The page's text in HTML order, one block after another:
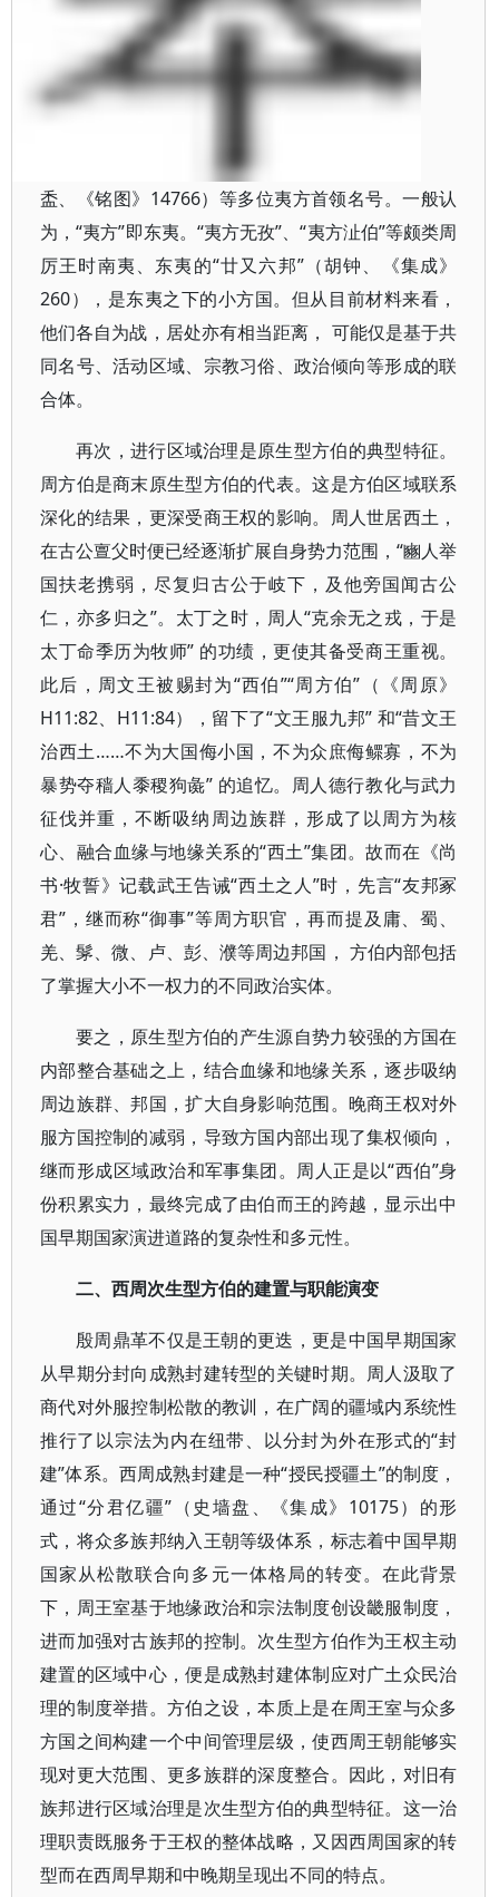
盉、《铭图》14766）等多位夷方首领名号。一般认
为，“夷方”即东夷。“夷方无孜”、“夷方沚伯”等颇类周
厉王时南夷、东夷的“廿又六邦”（胡钟、《集成》
260），是东夷之下的小方国。但从目前材料来看，
他们各自为战，居处亦有相当距离， 可能仅是基于共
同名号、活动区域、宗教习俗、政治倾向等形成的联
合体。
再次，进行区域治理是原生型方伯的典型特征。
周方伯是商末原生型方伯的代表。这是方伯区域联系
深化的结果，更深受商王权的影响。周人世居西土，
在古公亶父时便已经逐渐扩展自身势力范围，“豳人举
国扶老携弱，尽复归古公于岐下，及他旁国闻古公
仁，亦多归之”。太丁之时，周人“克余无之戎，于是
太丁命季历为牧师” 的功绩，更使其备受商王重视。
此后，周文王被赐封为“西伯”“周方伯”（《周原》
H11:82、H11:84），留下了“文王服九邦” 和“昔文王
治西土……不为大国侮小国，不为众庶侮鳏寡，不为
暴势夺穑人黍稷狗彘” 的追忆。周人德行教化与武力
征伐并重，不断吸纳周边族群，形成了以周方为核
心、融合血缘与地缘关系的“西土”集团。故而在《尚
书·牧誓》记载武王告诫“西土之人”时，先言“友邦冢
君”，继而称“御事”等周方职官，再而提及庸、蜀、
羌、髳、微、卢、彭、濮等周边邦国， 方伯内部包括
了掌握大小不一权力的不同政治实体。
要之，原生型方伯的产生源自势力较强的方国在
内部整合基础之上，结合血缘和地缘关系，逐步吸纳
周边族群、邦国，扩大自身影响范围。晚商王权对外
服方国控制的减弱，导致方国内部出现了集权倾向，
继而形成区域政治和军事集团。周人正是以“西伯”身
份积累实力，最终完成了由伯而王的跨越，显示出中
国早期国家演进道路的复杂性和多元性。
二、西周次生型方伯的建置与职能演变
殷周鼎革不仅是王朝的更迭，更是中国早期国家
从早期分封向成熟封建转型的关键时期。周人汲取了
商代对外服控制松散的教训，在广阔的疆域内系统性
推行了以宗法为内在纽带、以分封为外在形式的“封
建”体系。西周成熟封建是一种“授民授疆土”的制度，
通过“分君亿疆”（史墙盘、《集成》10175）的形
式，将众多族邦纳入王朝等级体系，标志着中国早期
国家从松散联合向多元一体格局的转变。在此背景
下，周王室基于地缘政治和宗法制度创设畿服制度，
进而加强对古族邦的控制。次生型方伯作为王权主动
建置的区域中心，便是成熟封建体制应对广土众民治
理的制度举措。方伯之设，本质上是在周王室与众多
方国之间构建一个中间管理层级，使西周王朝能够实
现对更大范围、更多族群的深度整合。因此，对旧有
族邦进行区域治理是次生型方伯的典型特征。这一治
理职责既服务于王权的整体战略，又因西周国家的转
型而在西周早期和中晚期呈现出不同的特点。